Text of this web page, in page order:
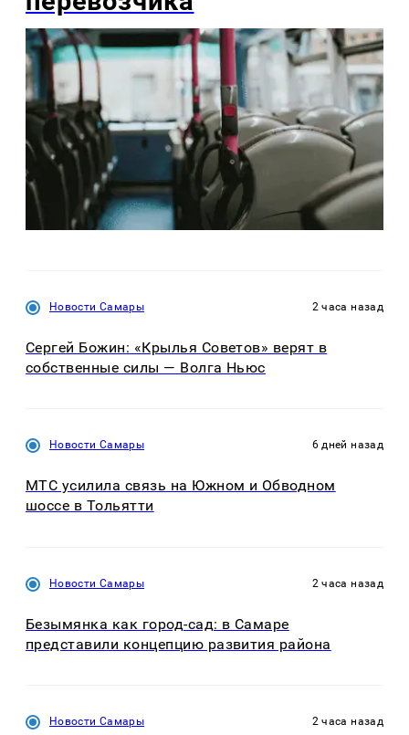
Новости Самары 2 часа назад
Сергей Божин: «Крылья Советов» верят в
собственные силы — Волга Ньюс
Новости Самары 6 дней назад
МТС усилила связь на Южном и Обводном
шоссе в Тольятти
Новости Самары 2 часа назад
Безымянка как город-сад: в Самаре
представили концепцию развития района
Новости Самары 2 часа назад